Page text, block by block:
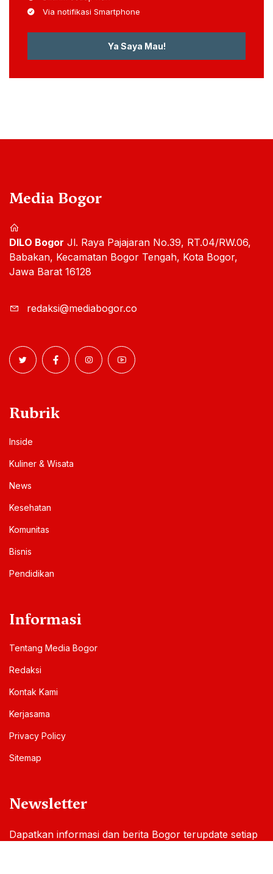
Via notifikasi Smartphone
Ya Saya Mau!
Media Bogor
DILO Bogor Jl. Raya Pajajaran No.39, RT.04/RW.06,
Babakan, Kecamatan Bogor Tengah, Kota Bogor,
Jawa Barat 16128
redaksi@mediabogor.co
Rubrik
Inside
Kuliner & Wisata
News
Kesehatan
Komunitas
Bisnis
Pendidikan
Informasi
Tentang Media Bogor
Redaksi
Kontak Kami
Kerjasama
Privacy Policy
Sitemap
Newsletter
Dapatkan informasi dan berita Bogor terupdate setiap